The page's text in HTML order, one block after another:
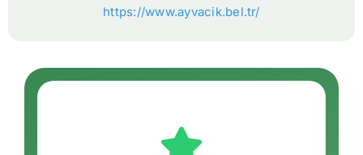
https://www.ayvacik.bel.tr/